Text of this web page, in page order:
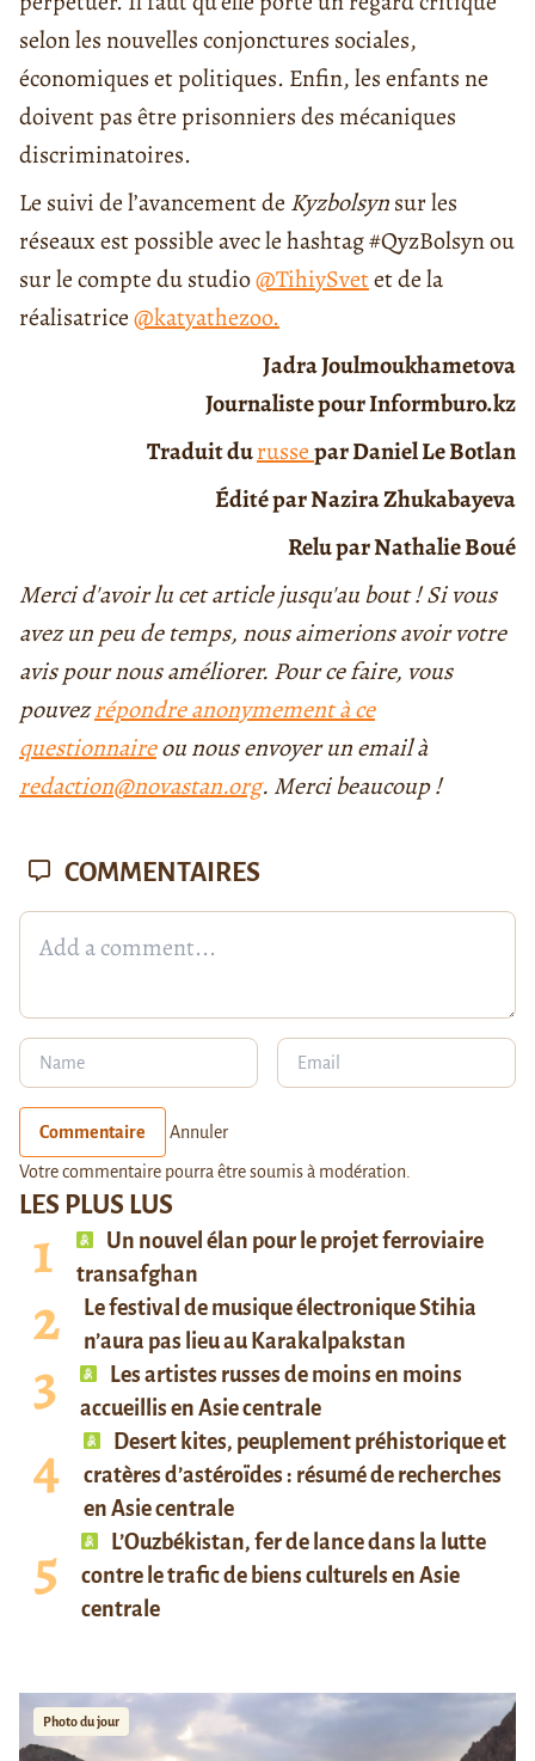
selon les nouvelles conjonctures sociales,
économiques et politiques. Enfin, les enfants ne
doivent pas être prisonniers des mécaniques
discriminatoires.
Le suivi de l’avancement de Kyzbolsynsur les
réseaux est possible avec le hashtag #QyzBolsyn ou
sur le compte du studio@TihiySvetet de la
réalisatrice@katyathezoo.
Jadra Joulmoukhametova
Journaliste pour Informburo.kz
Traduit durussepar Daniel Le Botlan
Édité par Nazira Zhukabayeva
Relu par Nathalie Boué
Merci d'avoir lu cet article jusqu'au bout ! Si vous
avez un peu de temps, nous aimerions avoir votre
avis pour nous améliorer. Pour ce faire, vous
pouvezrépondre anonymement à ce
questionnaireou nous envoyer un email à
redaction@novastan.org. Merci beaucoup !
LES PLUS LUS
Un nouvel élan pour le projet ferroviaire
transafghan
Le festival de musique électronique Stihia
n’aura pas lieu au Karakalpakstan
Les artistes russes de moins en moins
accueillis en Asie centrale
Desert kites, peuplement préhistorique et
cratères d’astéroïdes : résumé de recherches
en Asie centrale
L’Ouzbékistan, fer de lance dans la lutte
contre le trafic de biens culturels en Asie
centrale
Photo du jour
COMMENTAIRES
Commentaire Annuler
Votre commentaire pourra être soumis à modération.